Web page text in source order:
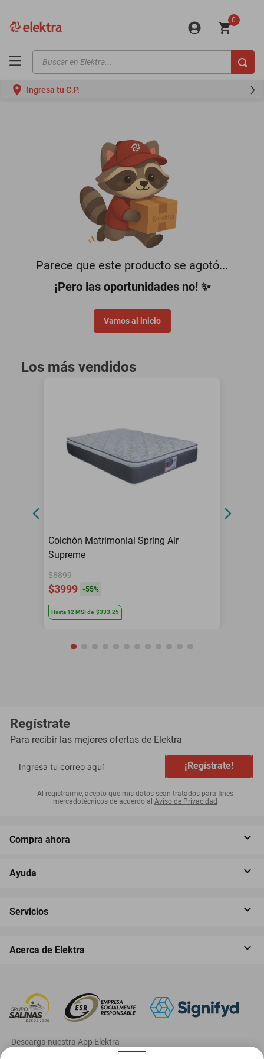
0
Buscar en Elektra...
Ingresa tu C.P.
Parece que este producto se agotó...
¡Pero las oportunidades no! ✨
Vamos al inicio
Los más vendidos
Colchón Matrimonial Spring Air
Supreme
$8899
$3999 -55%
Hasta12 MSIde $333.25
Regístrate
Para recibir las mejores ofertas de Elektra
¡Regístrate!
Al registrarme, acepto que mis datos sean tratados para fines
mercadotécnicos de acuerdo al Aviso de Privacidad
Compra ahora
Ayuda
Servicios
Acerca de Elektra
‎ Descarga nuestra App Elektra
motos
oppo
motoneta